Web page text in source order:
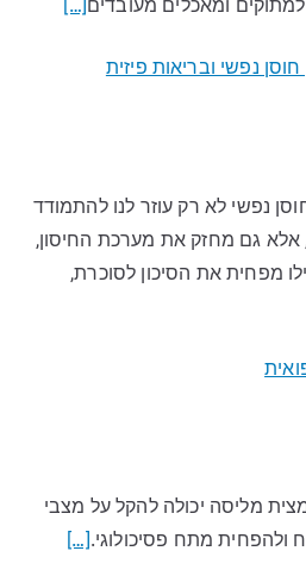
ומאכלים מעובדים​[…]
נפשי ובריאות פיזית
נפשי לא רק עוזר לנו להתמודד
אלא גם מחזק את מערכת החיסון,
מפחית את הסיכון לסוכרת,
מליסה יכולה להקל על מצבי
מתח פסיכולוגי.[…]